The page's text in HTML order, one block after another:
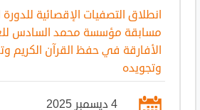
انطلاق التصفيات الإقصائية
مسابقة مؤسسة محمد السادس
الأفارقة في حفظ القرآن الكريم
وتجويده
4 ديسمبر 2025